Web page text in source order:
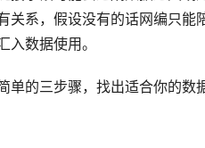
关系，假设没有的话网编只
入数据使用。
单的三步骤，找出适合你的数